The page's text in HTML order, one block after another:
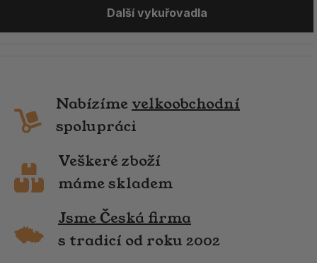
Další vykuřovadla
Nabízíme velkoobchodní
spolupráci
Veškeré zboží
máme skladem
Jsme Česká firma
s tradicí od roku 2002